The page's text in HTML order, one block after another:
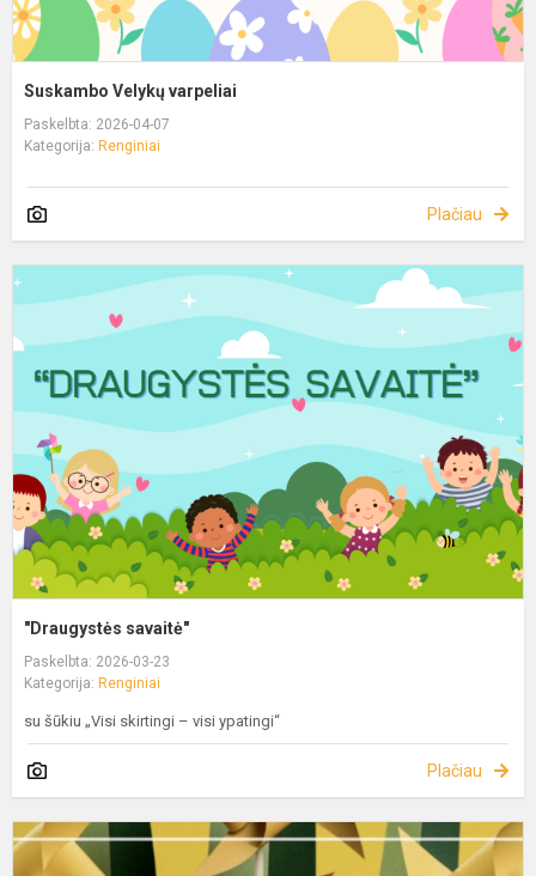
Suskambo Velykų varpeliai
Paskelbta: 2026-04-07
Kategorija: Renginiai
Plačiau
"Draugystės savaitė"
Paskelbta: 2026-03-23
Kategorija: Renginiai
su šūkiu „Visi skirtingi – visi ypatingi“
Plačiau